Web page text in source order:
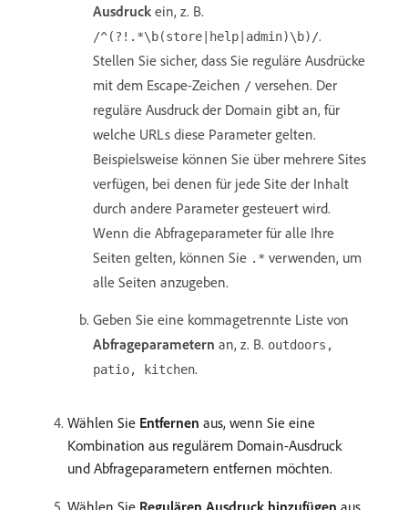
Ausdruck ein, z. B.
/^(?!.*\b(store|help|admin)\b)/.
Stellen Sie sicher, dass Sie reguläre Ausdrücke
mit dem Escape-Zeichen / versehen. Der
reguläre Ausdruck der Domain gibt an, für
welche URLs diese Parameter gelten.
Beispielsweise können Sie über mehrere Sites
verfügen, bei denen für jede Site der Inhalt
durch andere Parameter gesteuert wird.
Wenn die Abfrageparameter für alle Ihre
Seiten gelten, können Sie .* verwenden, um
alle Seiten anzugeben.
Geben Sie eine kommagetrennte Liste von
Abfrageparametern an, z. B. outdoors,
patio, kitchen.
Wählen Sie Entfernen aus, wenn Sie eine
Kombination aus regulärem Domain-Ausdruck
und Abfrageparametern entfernen möchten.
Wählen Sie Regulären Ausdruck hinzufügen aus,